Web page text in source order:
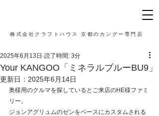
株式会社クラフトハウス 京都のカングー専門店
Your KANGOO「ミネラルブルーBU9」
2025年6月13日 読了時間: 3分
更新日： 2025年6月14日
奥様用のクルマを探しているとご来店のHE様ファミ
リー。
ジョンアグリュムのゼンをベースにカスタムされる